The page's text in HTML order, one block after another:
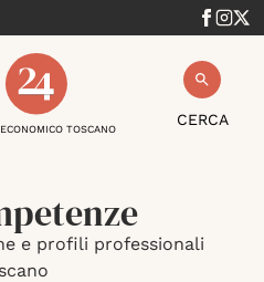
CERCA
TOSCANO
e profili professionali